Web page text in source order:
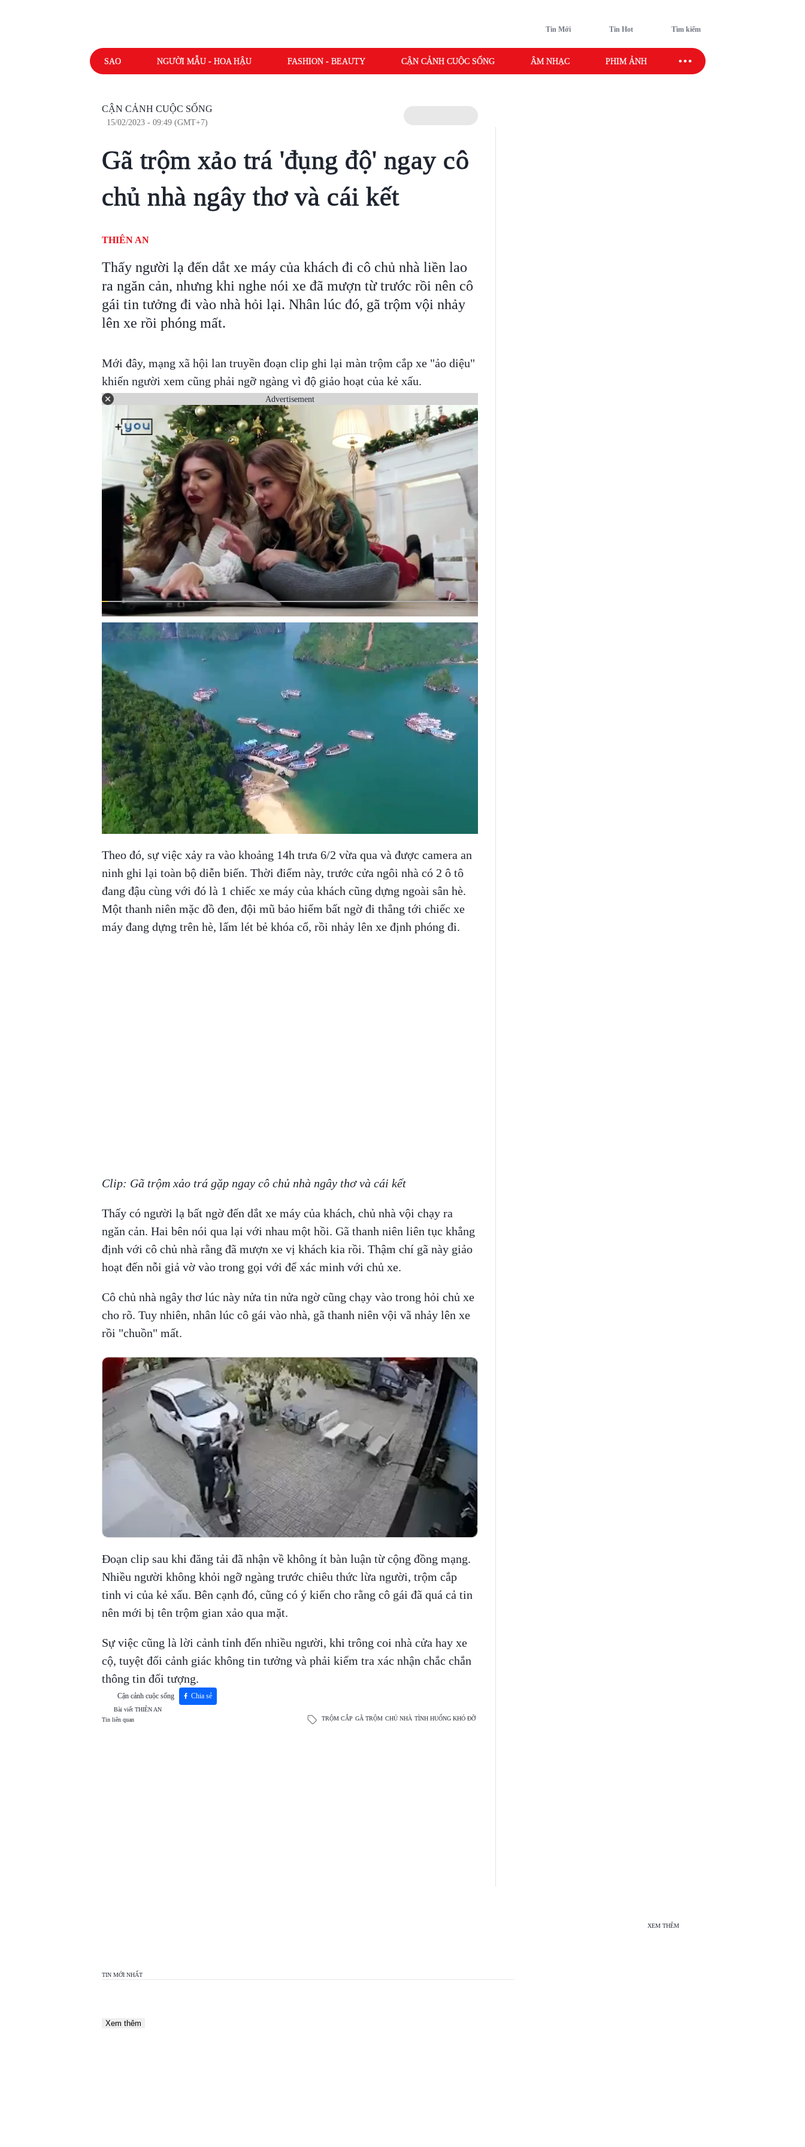
Tin Mới Tin Hot Tìm kiếm
SAO NGƯỜI MẪU - HOA HẬU FASHION - BEAUTY CẬN CẢNH CUỘC SỐNG ÂM NHẠC PHIM ẢNH SAO SPORT
CẬN CẢNH CUỘC SỐNG
15/02/2023 - 09:49 (GMT+7)
Gã trộm xảo trá 'đụng độ' ngay cô
chủ nhà ngây thơ và cái kết
THIÊN AN
Thấy người lạ đến dắt xe máy của khách đi cô chủ nhà liền lao
ra ngăn cản, nhưng khi nghe nói xe đã mượn từ trước rồi nên cô
gái tin tưởng đi vào nhà hỏi lại. Nhân lúc đó, gã trộm vội nhảy
lên xe rồi phóng mất.
Mới đây, mạng xã hội lan truyền đoạn clip ghi lại màn trộm cắp xe "ảo diệu"
khiến người xem cũng phải ngỡ ngàng vì độ giảo hoạt của kẻ xấu.
Advertisement
Theo đó, sự việc xảy ra vào khoảng 14h trưa 6/2 vừa qua và được camera an
ninh ghi lại toàn bộ diễn biến. Thời điểm này, trước cửa ngôi nhà có 2 ô tô
đang đậu cùng với đó là 1 chiếc xe máy của khách cũng dựng ngoài sân hè.
Một thanh niên mặc đồ đen, đội mũ bảo hiểm bất ngờ đi thẳng tới chiếc xe
máy đang dựng trên hè, lấm lét bẻ khóa cổ, rồi nhảy lên xe định phóng đi.
Clip: Gã trộm xảo trá gặp ngay cô chủ nhà ngây thơ và cái kết
Thấy có người lạ bất ngờ đến dắt xe máy của khách, chủ nhà vội chạy ra
ngăn cản. Hai bên nói qua lại với nhau một hồi. Gã thanh niên liên tục khẳng
định với cô chủ nhà rằng đã mượn xe vị khách kia rồi. Thậm chí gã này giảo
hoạt đến nỗi giả vờ vào trong gọi với để xác minh với chủ xe.
Cô chủ nhà ngây thơ lúc này nửa tin nửa ngờ cũng chạy vào trong hỏi chủ xe
cho rõ. Tuy nhiên, nhân lúc cô gái vào nhà, gã thanh niên vội vã nhảy lên xe
rồi "chuồn" mất.
Đoạn clip sau khi đăng tải đã nhận về không ít bàn luận từ cộng đồng mạng.
Nhiều người không khỏi ngỡ ngàng trước chiêu thức lừa người, trộm cắp
tinh vi của kẻ xấu. Bên cạnh đó, cũng có ý kiến cho rằng cô gái đã quá cả tin
nên mới bị tên trộm gian xảo qua mặt.
Sự việc cũng là lời cảnh tỉnh đến nhiều người, khi trông coi nhà cửa hay xe
cộ, tuyệt đối cảnh giác không tin tưởng và phải kiểm tra xác nhận chắc chắn
thông tin đối tượng.
Cận cảnh cuộc sống Chia sẻ
Bài viết THIÊN AN
Tin liên quan
TRỘM CẮP GÃ TRỘM CHỦ NHÀ TÌNH HUỐNG KHÓ ĐỠ
XEM THÊM
TIN MỚI NHẤT
Xem thêm